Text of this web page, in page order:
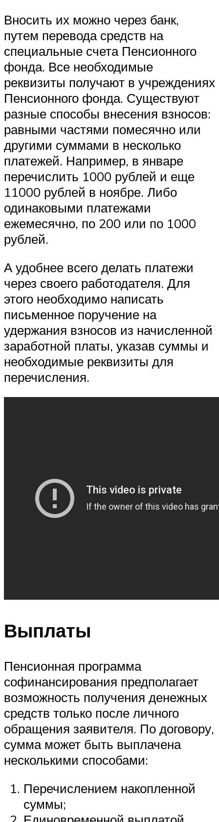
Вносить их можно через банк,
путем перевода средств на
специальные счета Пенсионного
фонда. Все необходимые
реквизиты получают в учреждениях
Пенсионного фонда. Существуют
разные способы внесения взносов:
равными частями помесячно или
другими суммами в несколько
платежей. Например, в январе
перечислить 1000 рублей и еще
11000 рублей в ноябре. Либо
одинаковыми платежами
ежемесячно, по 200 или по 1000
рублей.
А удобнее всего делать платежи
через своего работодателя. Для
этого необходимо написать
письменное поручение на
удержания взносов из начисленной
заработной платы, указав суммы и
необходимые реквизиты для
перечисления.
Выплаты
Пенсионная программа
софинансирования предполагает
возможность получения денежных
средств только после личного
обращения заявителя. По договору,
сумма может быть выплачена
несколькими способами:
Перечислением накопленной
суммы;